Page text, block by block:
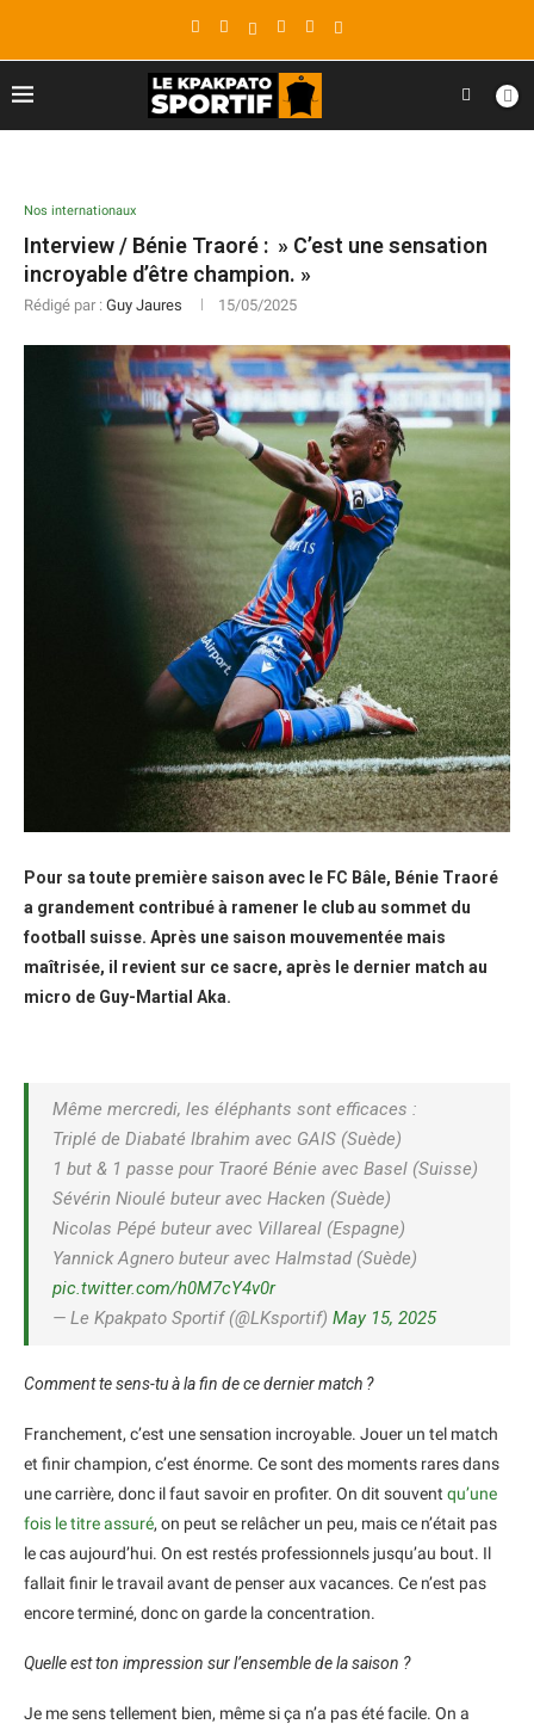
Nos internationaux
Interview / Bénie Traoré : » C’est une sensation
incroyable d’être champion. »
Rédigé par : Guy Jaures 15/05/2025
Pour sa toute première saison avec le FC Bâle, Bénie Traoré
a grandement contribué à ramener le club au sommet du
football suisse. Après une saison mouvementée mais
maîtrisée, il revient sur ce sacre, après le dernier match au
micro de Guy-Martial Aka.
Même mercredi, les éléphants sont efficaces :
Triplé de Diabaté Ibrahim avec GAIS (Suède)
1 but & 1 passe pour Traoré Bénie avec Basel (Suisse)
Sévérin Nioulé buteur avec Hacken (Suède)
Nicolas Pépé buteur avec Villareal (Espagne)
Yannick Agnero buteur avec Halmstad (Suède)
pic.twitter.com/h0M7cY4v0r
— Le Kpakpato Sportif (@LKsportif) May 15, 2025
Comment te sens-tu à la fin de ce dernier match ?
Franchement, c’est une sensation incroyable. Jouer un tel match
et finir champion, c’est énorme. Ce sont des moments rares dans
une carrière, donc il faut savoir en profiter. On dit souvent qu’une
fois le titre assuré, on peut se relâcher un peu, mais ce n’était pas
le cas aujourd’hui. On est restés professionnels jusqu’au bout. Il
fallait finir le travail avant de penser aux vacances. Ce n’est pas
encore terminé, donc on garde la concentration.
Quelle est ton impression sur l’ensemble de la saison ?
Je me sens tellement bien, même si ça n’a pas été facile. On a